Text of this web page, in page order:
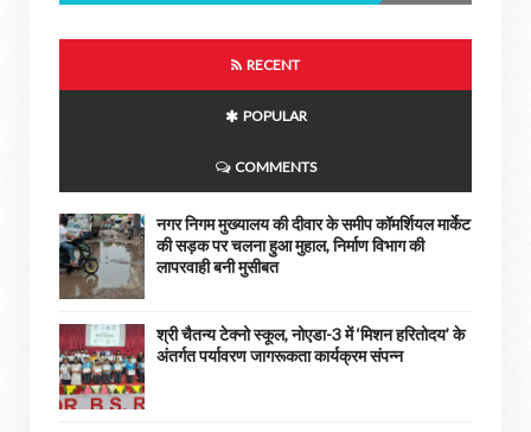
RECENT
POPULAR
COMMENTS
नगर निगम मुख्यालय की दीवार के समीप कॉमर्शियल मार्केट
की सड़क पर चलना हुआ मुहाल, निर्माण विभाग की
लापरवाही बनी मुसीबत
श्री चैतन्य टेक्नो स्कूल, नोएडा-3 में ‘मिशन हरितोदय’ के
अंतर्गत पर्यावरण जागरूकता कार्यक्रम संपन्न